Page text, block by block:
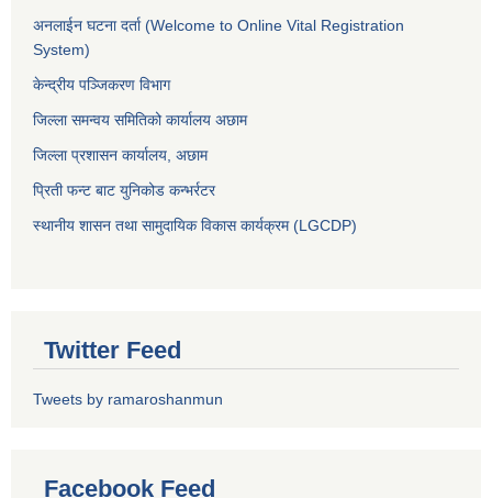
अनलाईन घटना दर्ता (Welcome to Online Vital Registration
System)
केन्द्रीय पञ्जिकरण विभाग
जिल्ला समन्वय समितिको कार्यालय अछाम
जिल्ला प्रशासन कार्यालय, अछाम
प्रिती फन्ट बाट युनिकोड कन्भर्रटर
स्थानीय शासन तथा सामुदायिक विकास कार्यक्रम (LGCDP)
Twitter Feed
Tweets by ramaroshanmun
Facebook Feed